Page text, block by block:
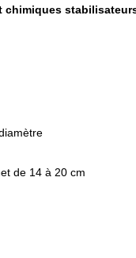
chimiques
de 14 à 20 cm